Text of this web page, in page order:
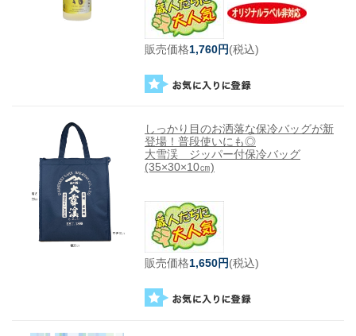
販売価格1,760円(税込)
しっかり目のお洒落な保冷バッグが新
登場！普段使いにも◎
大雪渓 ジッパー付保冷バッグ
(35×30×10㎝)
販売価格1,650円(税込)